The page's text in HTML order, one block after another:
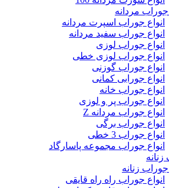
جوراب مردانه
انواع جوراب اسپرت مردانه
انواع جوراب سفید مردانه
انواع جوراب لوزی
انواع جوراب لوزی خطی
انواع جوراب گوزنی
انواع جورابی کمانی
انواع جوراب خانه
انواع جوراب پر و لوزی
انواع جوراب مردانه Z
انواع جوراب برگی
انواع جوراب 3 خطی
انواع جوراب مجموعه پاسارگاد
زنانه
جوراب زنانه
انواع جوراب راه راه قایقی